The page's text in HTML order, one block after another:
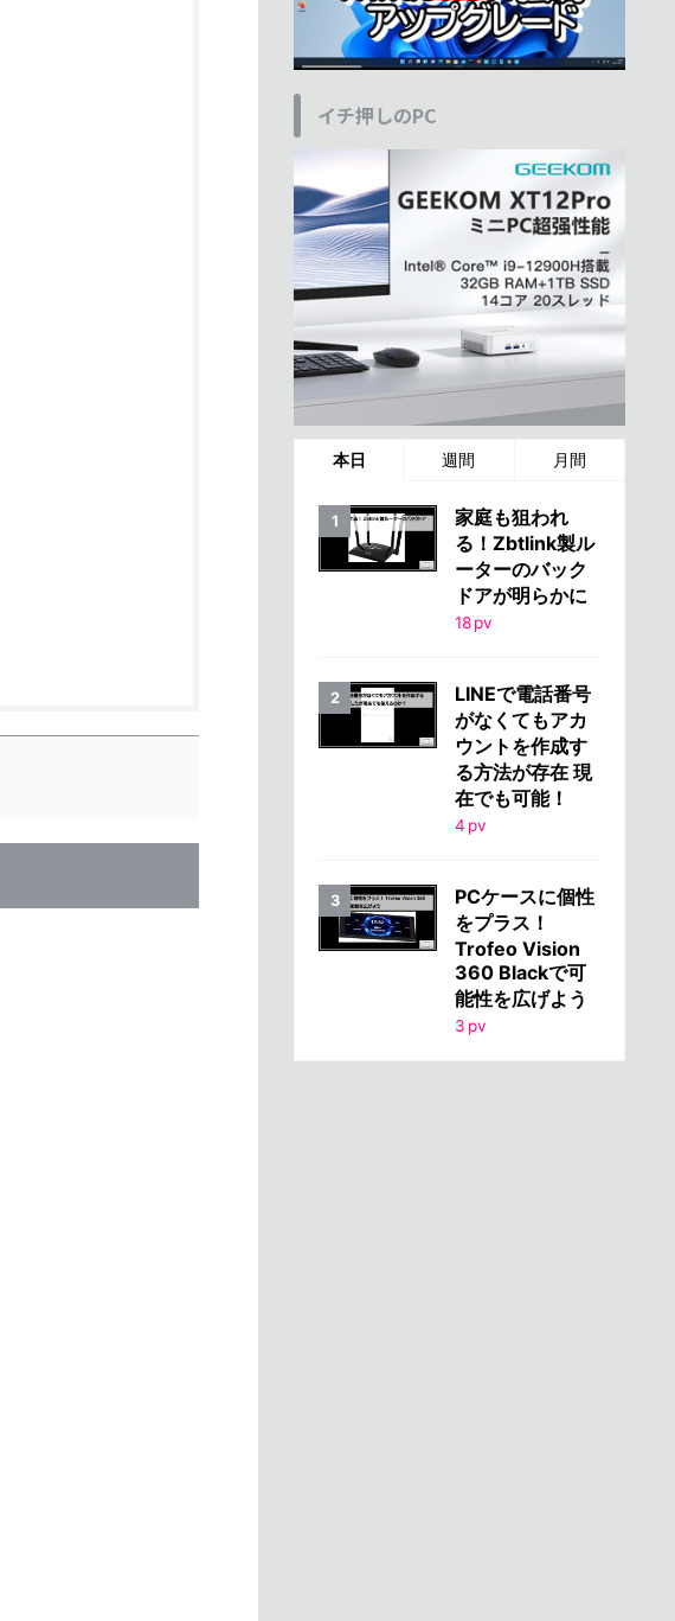
イチ押しのPC
本日 週間 月間
家庭も狙われ
る！Zbtlink製ル
ーターのバック
ドアが明らかに
18pv
LINEで電話番号
がなくてもアカ
ウントを作成す
る方法が存在 現
在でも可能！
4 pv
PCケースに個性
をプラス！
Trofeo Vision
360 Blackで可
能性を広げよう
3 pv